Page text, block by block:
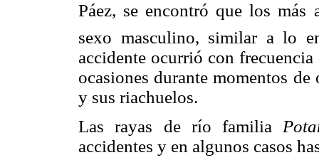
Páez, se encontró que los
sexo masculino, similar a lo
accidente ocurrió con
ocasiones durante momentos
y sus riachuelos.
Las rayas de río familia
accidentes y en algunos casos